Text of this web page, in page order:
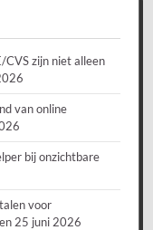
CVS zijn niet alleen
van online
bij onzichtbare
voor
25 juni 2026